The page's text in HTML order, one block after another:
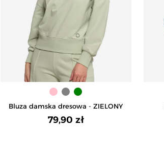
Bluza damska dresowa - ZIELONY
79,90 zł